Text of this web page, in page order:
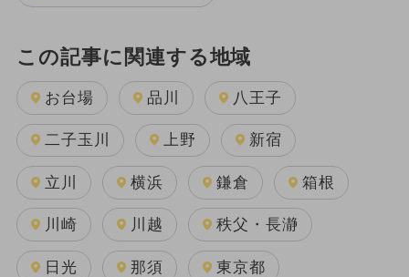
この記事に関連する地域
お台場 品川 八王子
二子玉川 上野 新宿
立川 横浜 鎌倉 箱根
川崎 川越 秩父・長瀞
日光 那須 東京都